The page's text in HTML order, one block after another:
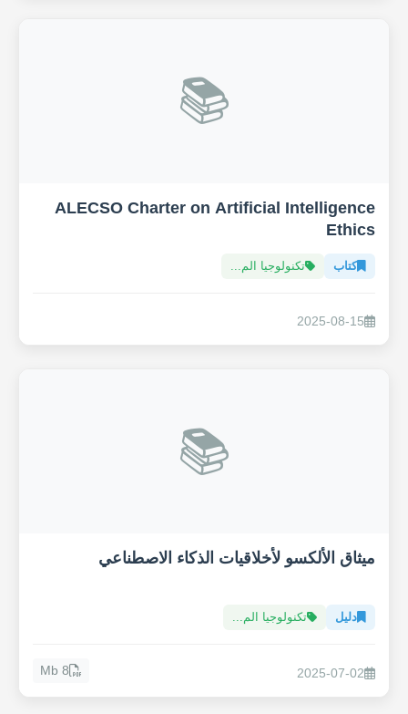
📚
ALECSO Charter on Artificial Intelligence
Ethics
كتاب تكنولوجيا الم...
2025-08-15
📚
ميثاق الألكسو لأخلاقيات الذكاء الاصطناعي
دليل تكنولوجيا الم...
2025-07-02
8 Mb